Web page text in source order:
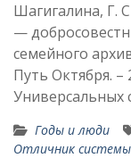
Шагигалина, Г.
—
семейного
Путь Октября. –
Универсальных
Годы и люди
Отличник